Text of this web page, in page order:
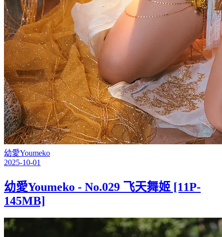
幼愛Youmeko
2025-10-01
幼愛Youmeko - No.029 飞天舞姬 [11P-
145MB]